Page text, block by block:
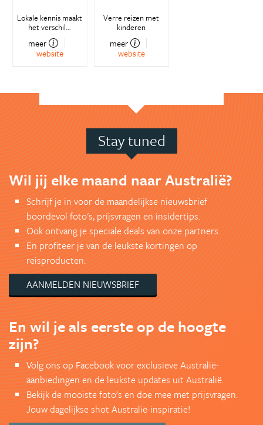
Lokale kennis maakt
het verschil...
meer
website
Verre reizen met
kinderen
meer
website
Stay tuned
Wil jij elke maand naar Australië?
Schrijf je in voor de maandelijkse nieuwsbrief
boordevol foto's, prijsvragen en insidertips.
Ook ontvang je speciale deals van onze partners.
En profiteer je van de leukste kortingen op
reisproducten.
AANMELDEN NIEUWSBRIEF
En wil je als eerste op de hoogte
zijn?
Volg ons op Facebook voor exclusieve Australië-
aanbiedingen en de leukste updates uit Australië.
Bekijk de mooiste foto's en doe mee met prijsvragen.
Jouw dagelijkse shot Australië-inspiratie!